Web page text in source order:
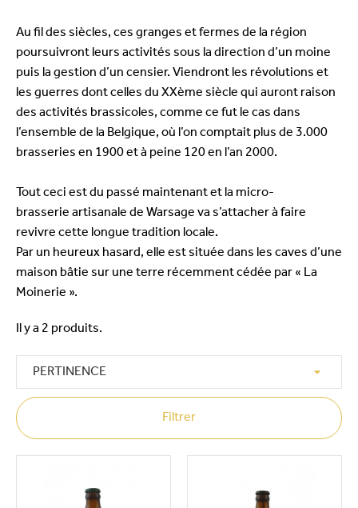
Au fil des siècles, ces granges et fermes de la région
poursuivront leurs activités sous la direction d’un moine
puis la gestion d’un censier. Viendront les révolutions et
les guerres dont celles du XXème siècle qui auront raison
des activités brassicoles, comme ce fut le cas dans
l’ensemble de la Belgique, où l’on comptait plus de 3.000
brasseries en 1900 et à peine 120 en l’an 2000.
Tout ceci est du passé maintenant et la micro-
brasserie artisanale de Warsage va s’attacher à faire
revivre cette longue tradition locale.
Par un heureux hasard, elle est située dans les caves d’une
maison bâtie sur une terre récemment cédée par « La
Moinerie ».
Il y a 2 produits.
PERTINENCE 
Filtrer